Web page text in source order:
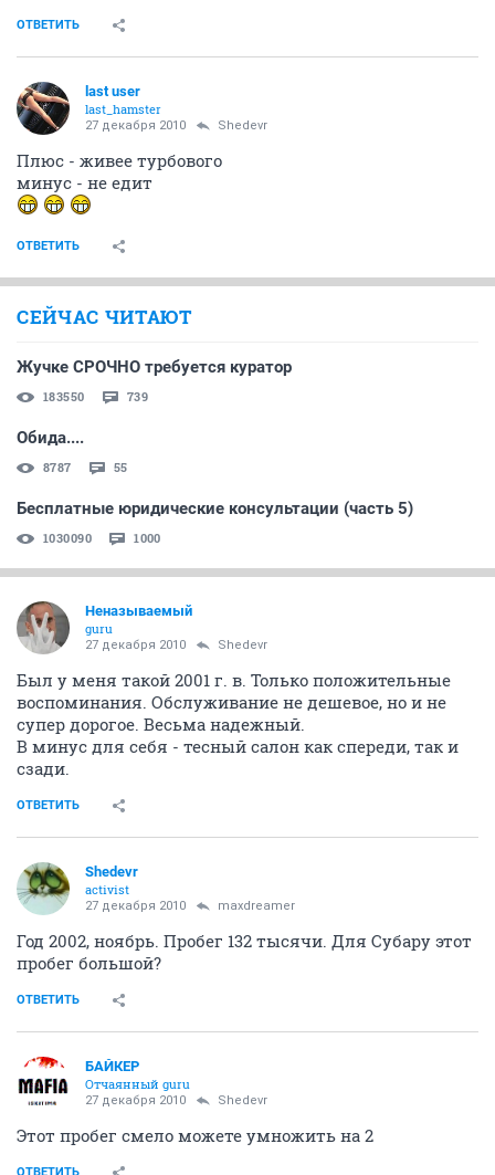
ОТВЕТИТЬ
last user
last_hamster
27 декабря 2010 Shedevr
Плюс - живее турбового
минус - не едит
ОТВЕТИТЬ
СЕЙЧАС ЧИТАЮТ
Жучке СРОЧНО требуется куратор
183550 739
Обида....
8787 55
Бесплатные юридические консультации (часть 5)
1030090 1000
Неназываемый
guru
27 декабря 2010 Shedevr
Был у меня такой 2001 г. в. Только положительные
воспоминания. Обслуживание не дешевое, но и не
супер дорогое. Весьма надежный.
В минус для себя - тесный салон как спереди, так и
сзади.
ОТВЕТИТЬ
Shedevr
activist
27 декабря 2010 maxdreamer
Год 2002, ноябрь. Пробег 132 тысячи. Для Субару этот
пробег большой?
ОТВЕТИТЬ
БАЙКЕР
Отчаянный guru
27 декабря 2010 Shedevr
Этот пробег смело можете умножить на 2